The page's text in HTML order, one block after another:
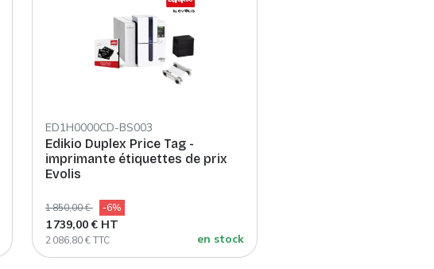
ED1H0000CD-BS003
Edikio Duplex Price Tag -
imprimante étiquettes de prix
Evolis
1 850,00 € -6%
1 739,00 € HT
2 086,80 € TTC en stock